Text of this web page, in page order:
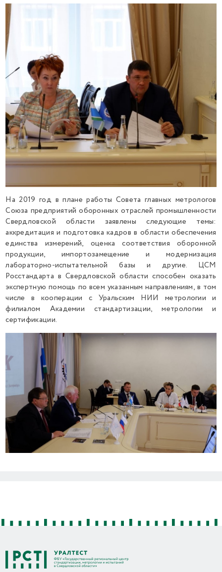
На 2019 год в плане работы Совета главных метрологов
Союза предприятий оборонных отраслей промышленности
Свердловской области заявлены следующие темы:
аккредитация и подготовка кадров в области обеспечения
единства измерений, оценка соответствия оборонной
продукции, импортозамещение и модернизация
лабораторно-испытательной базы и другие. ЦСМ
Росстандарта в Свердловской области способен оказать
экспертную помощь по всем указанным направлениям, в том
числе в кооперации с Уральским НИИ метрологии и
филиалом Академии стандартизации, метрологии и
сертификации.